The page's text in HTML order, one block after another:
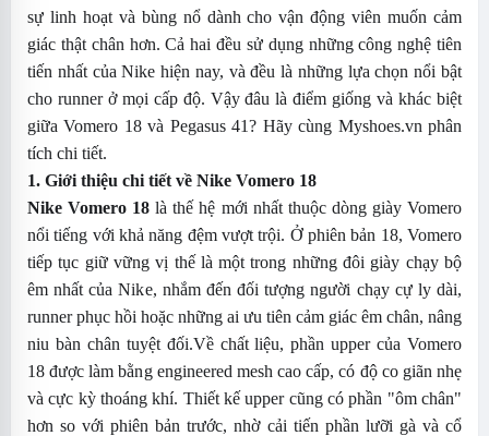
sự linh hoạt và bùng nổ dành cho vận động viên muốn cảm
giác thật chân hơn. Cả hai đều sử dụng những công nghệ tiên
tiến nhất của Nike hiện nay, và đều là những lựa chọn nổi bật
cho runner ở mọi cấp độ. Vậy đâu là điểm giống và khác biệt
giữa Vomero 18 và Pegasus 41? Hãy cùng Myshoes.vn phân
tích chi tiết.
1. Giới thiệu chi tiết về Nike Vomero 18
Nike Vomero 18 là thế hệ mới nhất thuộc dòng giày Vomero
nổi tiếng với khả năng đệm vượt trội. Ở phiên bản 18, Vomero
tiếp tục giữ vững vị thế là một trong những đôi giày chạy bộ
êm nhất của Nike, nhắm đến đối tượng người chạy cự ly dài,
runner phục hồi hoặc những ai ưu tiên cảm giác êm chân, nâng
niu bàn chân tuyệt đối.Về chất liệu, phần upper của Vomero
18 được làm bằng engineered mesh cao cấp, có độ co giãn nhẹ
và cực kỳ thoáng khí. Thiết kế upper cũng có phần "ôm chân"
hơn so với phiên bản trước, nhờ cải tiến phần lưỡi gà và cổ